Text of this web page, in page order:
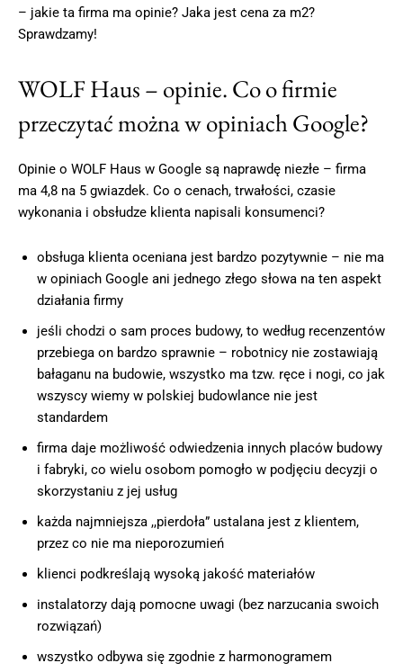
– jakie ta firma ma opinie? Jaka jest cena za m2?
Sprawdzamy!
WOLF Haus – opinie. Co o firmie
przeczytać można w opiniach Google?
Opinie o WOLF Haus w Google są naprawdę niezłe – firma
ma 4,8 na 5 gwiazdek. Co o cenach, trwałości, czasie
wykonania i obsłudze klienta napisali konsumenci?
obsługa klienta oceniana jest bardzo pozytywnie – nie ma
w opiniach Google ani jednego złego słowa na ten aspekt
działania firmy
jeśli chodzi o sam proces budowy, to według recenzentów
przebiega on bardzo sprawnie – robotnicy nie zostawiają
bałaganu na budowie, wszystko ma tzw. ręce i nogi, co jak
wszyscy wiemy w polskiej budowlance nie jest
standardem
firma daje możliwość odwiedzenia innych placów budowy
i fabryki, co wielu osobom pomogło w podjęciu decyzji o
skorzystaniu z jej usług
każda najmniejsza ,,pierdoła” ustalana jest z klientem,
przez co nie ma nieporozumień
klienci podkreślają wysoką jakość materiałów
instalatorzy dają pomocne uwagi (bez narzucania swoich
rozwiązań)
wszystko odbywa się zgodnie z harmonogramem